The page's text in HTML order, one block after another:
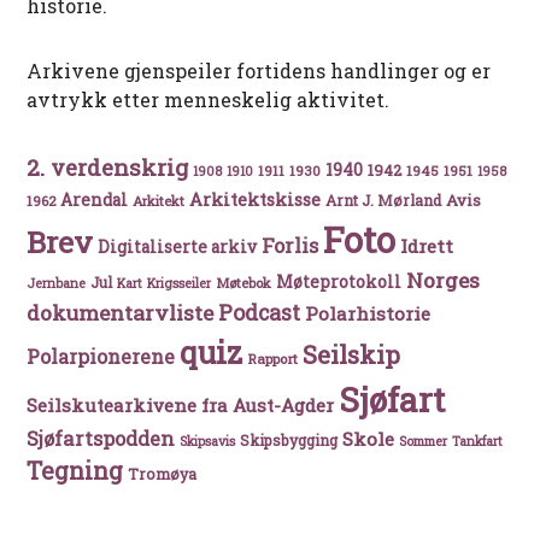
historie.
Arkivene gjenspeiler fortidens handlinger og er
avtrykk etter menneskelig aktivitet.
2. verdenskrig 1908 1910 1911 1930 1940 1942 1945 1951 1958
1962 Arendal Arkitekt Arkitektskisse Arnt J. Mørland Avis
Brev Digitaliserte arkiv Forlis Foto Idrett
Jernbane Jul Kart Krigsseiler Møtebok Møteprotokoll Norges
dokumentarvlistePodcast Polarhistorie
Polarpionerene quiz Rapport Seilskip
Seilskutearkivene fra Aust-Agder Sjøfart
Sjøfartspodden Skipsavis Skipsbygging Skole Sommer Tankfart
Tegning Tromøya